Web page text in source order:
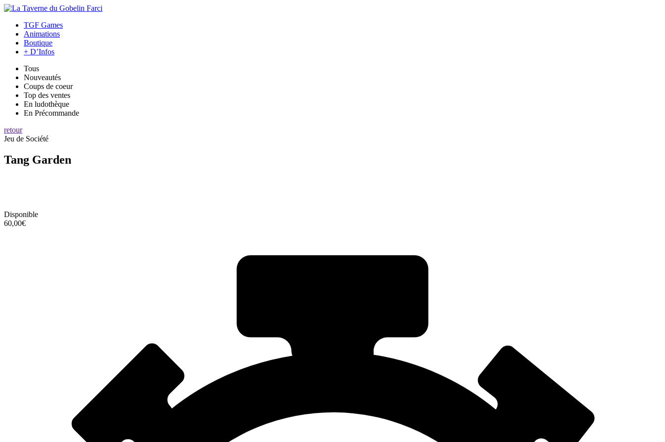
TGF Games
Animations
Boutique
+ D’Infos
Tous
Nouveautés
Coups de coeur
Top des ventes
En ludothèque
En Précommande
retour
Jeu de Société
Tang Garden
Disponible
60,00€